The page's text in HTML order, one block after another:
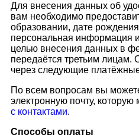
Для внесения данных об
вам необходимо
образовании, дате
персональная информация
целью внесения данных в
передаётся третьим лицам.
через следующие
По всем вопросам вы
электронную почту,
с контактами.
Способы оплаты